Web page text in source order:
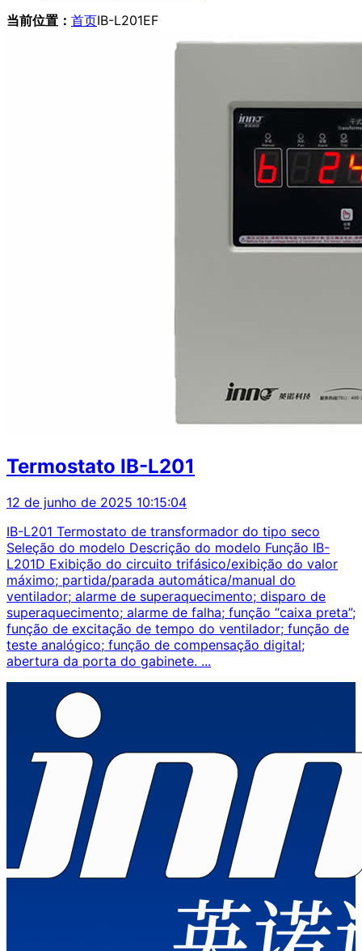
当前位置： 首页IB-L201EF
Termostato IB-L201
12 de junho de 2025 10:15:04
IB-L201 Termostato de transformador do tipo seco
Seleção do modelo Descrição do modelo Função IB-
L201D Exibição do circuito trifásico/exibição do valor
máximo; partida/parada automática/manual do
ventilador; alarme de superaquecimento; disparo de
superaquecimento; alarme de falha; função “caixa preta”;
função de excitação de tempo do ventilador; função de
teste analógico; função de compensação digital;
abertura da porta do gabinete. ...